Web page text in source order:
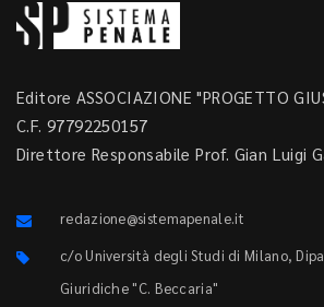
Editore ASSOCIAZIONE "PROGETTO
C.F. 97792250157
Direttore Responsabile Prof. Gian Luigi
redazione@sistemapenale.it
c/o Università degli Studi di Milano,
Giuridiche "C. Beccaria"